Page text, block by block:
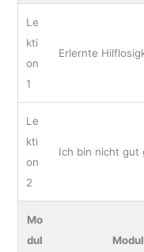
Le
kti
on
1
Erlernte
Le
kti
on
2
Ich bin nicht gut
Mo
dul